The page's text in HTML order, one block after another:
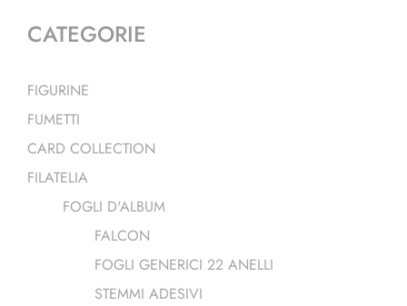
CATEGORIE
FIGURINE
FUMETTI
CARD COLLECTION
FILATELIA
FOGLI D'ALBUM
FALCON
FOGLI GENERICI 22 ANELLI
STEMMI ADESIVI